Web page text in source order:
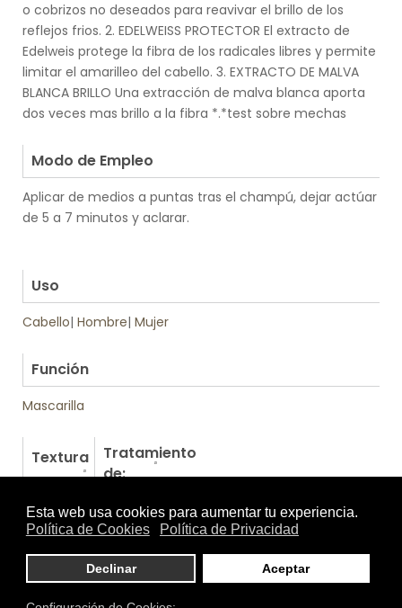
o cobrizos no deseados para reavivar el brillo de los
reflejos frios. 2. EDELWEISS PROTECTOR El extracto de
Edelweis protege la fibra de los radicales libres y permite
limitar el amarilleo del cabello. 3. EXTRACTO DE MALVA
BLANCA BRILLO Una extracción de malva blanca aporta
dos veces mas brillo a la fibra *.*test sobre mechas
Modo de Empleo
Aplicar de medios a puntas tras el champú, dejar actúar
de 5 a 7 minutos y aclarar.
Uso
Cabello| Hombre| Mujer
Función
Mascarilla
Textura
Tratamiento
de:
Otros productos de Phyto